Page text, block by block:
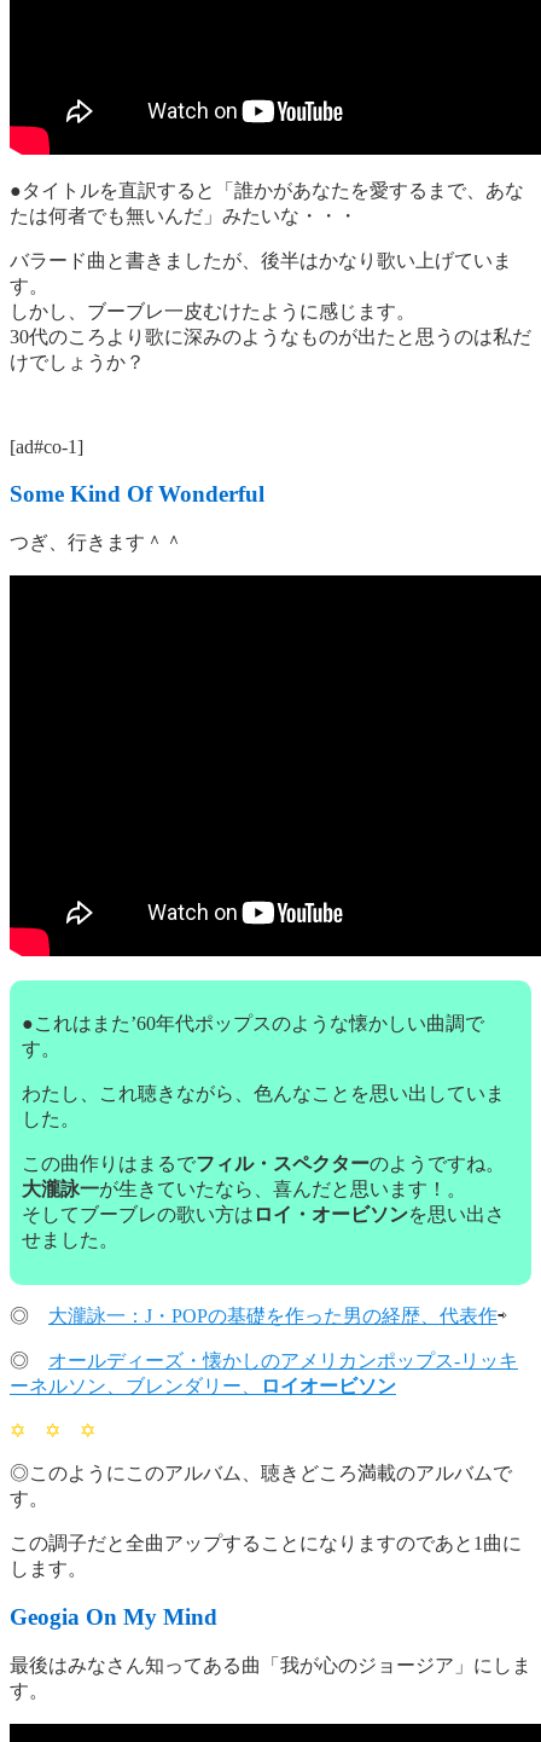
●タイトルを直訳すると「誰かがあなたを愛するまで、あな
たは何者でも無いんだ」みたいな・・・
バラード曲と書きましたが、後半はかなり歌い上げていま
す。
しかし、ブーブレ一皮むけたように感じます。
30代のころより歌に深みのようなものが出たと思うのは私だ
けでしょうか？
[ad#co-1]
Some Kind Of Wonderful
つぎ、行きます＾＾
●これはまた’60年代ポップスのような懐かしい曲調で
す。
わたし、これ聴きながら、色んなことを思い出していま
した。
この曲作りはまるでフィル・スペクターのようですね。
大瀧詠一が生きていたなら、喜んだと思います！。
そしてブーブレの歌い方は ロイ・オービソンを思い出さ
せました。
◎ 大瀧詠一：J・POPの基礎を作った男の経歴、代表作⇨
◎ オールディーズ・懐かしのアメリカンポップス-リッキ
ーネルソン、ブレンダリー、
ロイオービソン
✡ ✡ ✡
◎このようにこのアルバム、聴きどころ満載のアルバムで
す。
この調子だと全曲アップすることになりますのであと1曲に
します。
Geogia On My Mind
最後はみなさん知ってある曲「我が心のジョージア」にしま
す。